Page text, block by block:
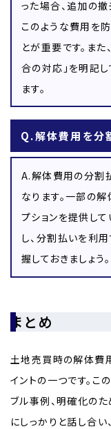
った場合、追加の
このような費用を
とが重要です。ま
合の対応」を明記し
ます。
Q.解体費用を分
A.解体費用の分割
なります。一部の
プションを提供し
し、分割払いを利
握しておきましょう。
まとめ
土地売買時の解体費
イントの一つです。こ
ブル事例、明確化の
にしっかりと話し合